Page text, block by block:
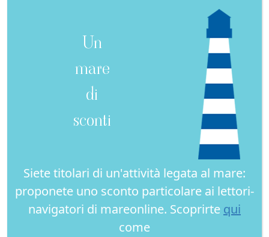
Un
mare
di
sconti
Siete titolari di un'attività legata al mare:
proponete uno sconto particolare ai lettori-
navigatori di mareonline. Scoprirte qui
come